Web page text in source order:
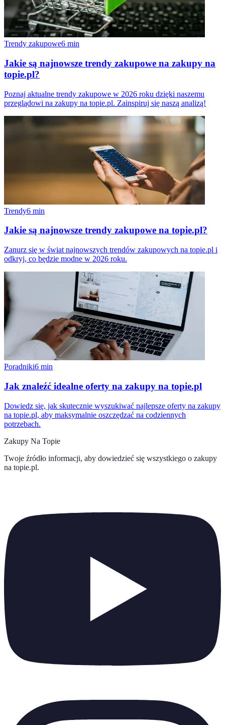
Trendy zakupowe6 min
Jakie są najnowsze trendy zakupowe na zakupy na
topie.pl?
Poznaj aktualne trendy zakupowe w 2026 roku dzięki naszemu
przeglądowi na zakupy na topie.pl. Zainspiruj się naszą analizą!
Trendy6 min
Jakie są najnowsze trendy zakupowe na topie.pl?
Zanurz się w świat najnowszych trendów zakupowych na topie.pl i
odkryj, co będzie modne w 2026 roku.
Poradniki6 min
Jak znaleźć idealne oferty na zakupy na topie.pl
Dowiedz się, jak skutecznie wyszukiwać najlepsze oferty na zakupy
na topie.pl, aby maksymalnie oszczędzać na codziennych
potrzebach.
Zakupy Na Topie
Twoje źródło informacji, aby dowiedzieć się wszystkiego o zakupy
na topie.pl.